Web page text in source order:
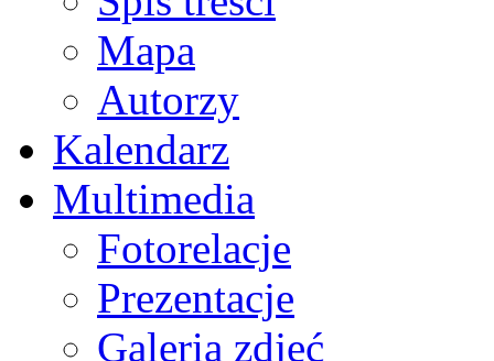
Mapa
Autorzy
Kalendarz
Multimedia
Fotorelacje
Prezentacje
Galeria zdjęć